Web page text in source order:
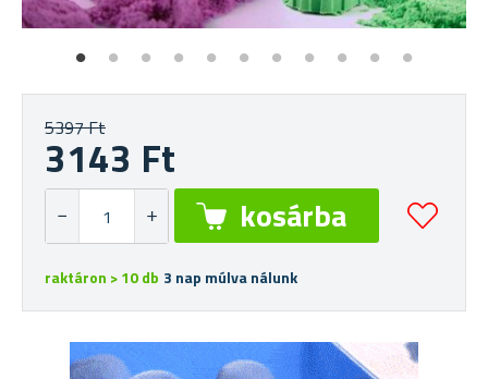
5397 Ft
3143 Ft
raktáron > 10 db 3 nap múlva nálunk